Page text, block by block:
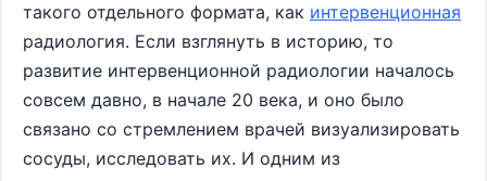
такого отдельного формата, как интервенционная
радиология. Если взглянуть в историю, то
развитие интервенционной радиологии началось
совсем давно, в начале 20 века, и оно было
связано со стремлением врачей визуализировать
сосуды, исследовать их. И одним из